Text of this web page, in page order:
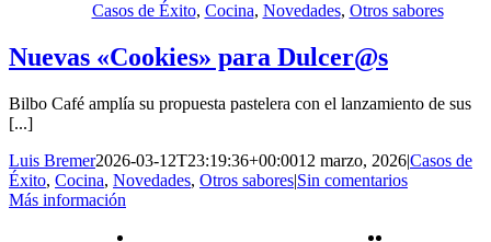
Casos de Éxito, Cocina, Novedades, Otros sabores
Nuevas «Cookies» para Dulcer@s
Bilbo Café amplía su propuesta pastelera con el lanzamiento de sus
[...]
Luis Bremer2026-03-12T23:19:36+00:0012 marzo, 2026|Casos de
Éxito, Cocina, Novedades, Otros sabores|Sin comentarios
Más información